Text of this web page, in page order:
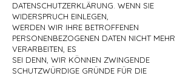
DATENSCHUTZERKLÄRUNG. WENN SIE
WIDERSPRUCH EINLEGEN,
WERDEN WIR IHRE BETROFFENEN
PERSONENBEZOGENEN DATEN NICHT MEHR
VERARBEITEN, ES
SEI DENN, WIR KÖNNEN ZWINGENDE
SCHUTZWÜRDIGE GRÜNDE FÜR DIE